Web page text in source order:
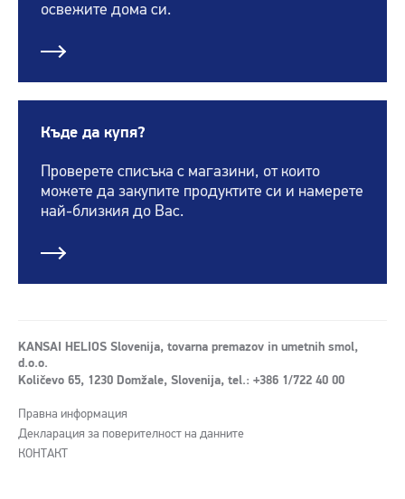
освежите дома си.
Къде да купя?
Проверете списъка с магазини, от които
можете да закупите продуктите си и намерете
най-близкия до Вас.
KANSAI HELIOS Slovenija, tovarna premazov in umetnih smol,
d.o.o.
Količevo 65, 1230 Domžale, Slovenija, tel.: +386 1/722 40 00
Правна информация
Декларация за поверителност на данните
КОНТАКТ